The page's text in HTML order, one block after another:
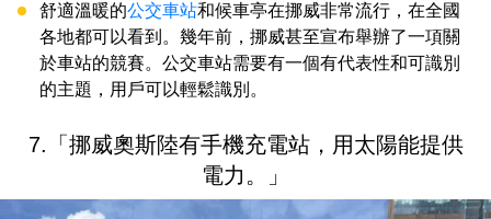
舒適溫暖的公交車站和候車亭在挪威非常流行，在全國
各地都可以看到。幾年前，挪威甚至宣布舉辦了一項關
於車站的競賽。公交車站需要有一個有代表性和可識別
的主題，用戶可以輕鬆識別。
7.「挪威奧斯陸有手機充電站，用太陽能提供
電力。」